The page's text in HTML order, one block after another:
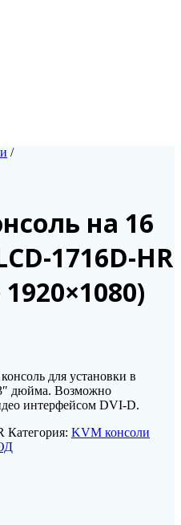
/
на 16
1716D-HR
для установки в
дюйма. Возможно
интерфейсом DVI-D.
Категория: KVM консоли